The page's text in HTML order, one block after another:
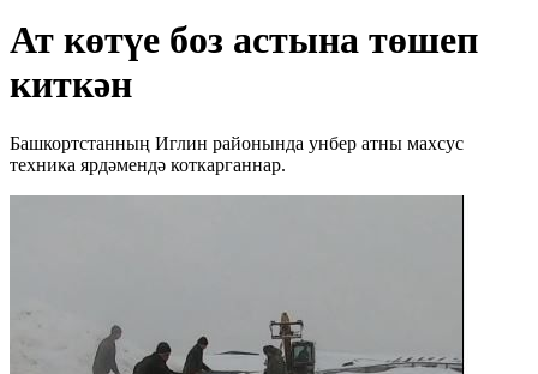
Ат көтүе боз астына төшеп
киткән
Башкортстанның Иглин районында унбер атны махсус
техника ярдәмендә коткарганнар.